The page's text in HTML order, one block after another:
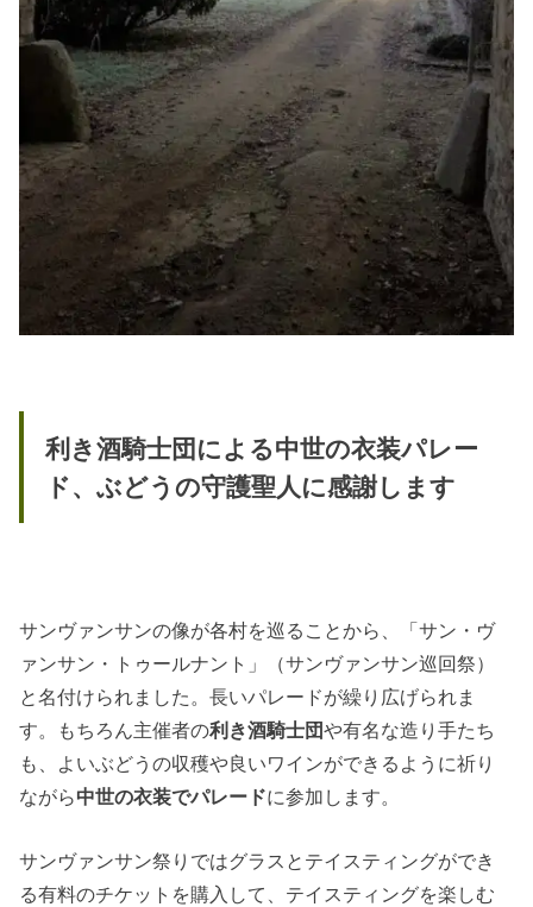
利き酒騎士団による中世の衣装パレー
ド、ぶどうの守護聖人に感謝します
サンヴァンサンの像が各村を巡ることから、「サン・ヴ
ァンサン・トゥールナント」（サンヴァンサン巡回祭）
と名付けられました。長いパレードが繰り広げられま
す。もちろん主催者の利き酒騎士団や有名な造り手たち
も、よいぶどうの収穫や良いワインができるように祈り
ながら中世の衣装でパレードに参加します。
サンヴァンサン祭りではグラスとテイスティングができ
る有料のチケットを購入して、テイスティングを楽しむ